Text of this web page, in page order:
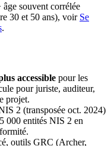
souvent corrélée
30 et 50 ans), voir Se
.
accessible pour les
pour juriste, auditeur,
projet.
2 (transposée oct. 2024)
000 entités NIS 2 en
outils GRC (Archer,